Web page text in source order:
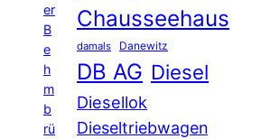
er
B
e
h
m
b
rü
Chausseehaus
damals Danewitz
DB AG Diesel
Diesellok
Dieseltriebwagen